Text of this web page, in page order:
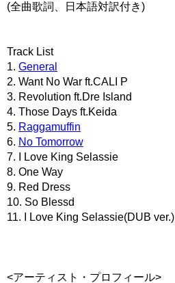
(全曲歌詞、日本語対訳付き)
Track List
1. General
2. Want No War ft.CALI P
3. Revolution ft.Dre Island
4. Those Days ft.Keida
5. Raggamuffin
6. No Tomorrow
7. I Love King Selassie
8. One Way
9. Red Dress
10. So Blessd
11. I Love King Selassie(DUB ver.)
<アーティスト・プロフィール>